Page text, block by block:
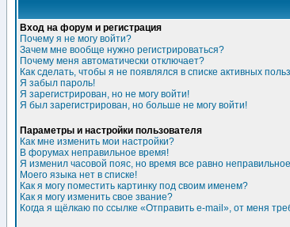
Вход на форум и регистрация
Почему я не могу войти?
Зачем мне вообще нужно регистрироваться?
Почему меня автоматически отключает?
Как сделать, чтобы я не появлялся в списке активных
Я забыл пароль!
Я зарегистрирован, но не могу войти!
Я был зарегистрирован, но больше не могу войти!
Параметры и настройки пользователя
Как мне изменить мои настройки?
В форумах неправильное время!
Я изменил часовой пояс, но время все равно
Моего языка нет в списке!
Как я могу поместить картинку под своим именем?
Как я могу изменить свое звание?
Когда я щёлкаю по ссылке «Отправить e-mail», от меня